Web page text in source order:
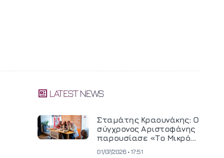
LATEST NEWS
Σταμάτης Κραουνάκης: Ο
σύγχρονος Αριστοφάνης
παρουσίασε «Το Μικρό
01/07/2026 • 17:51